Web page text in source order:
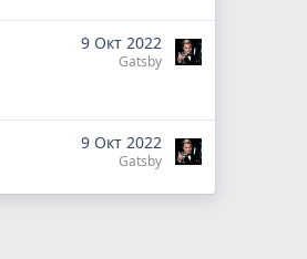
9 Окт 2022
Gatsby
9 Окт 2022
Gatsby